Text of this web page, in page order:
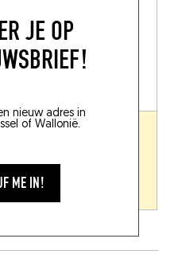
JE OP
nieuw adres in
of Wallonië.
ME IN!
NEO
Bagattenstraat 128
(9000)